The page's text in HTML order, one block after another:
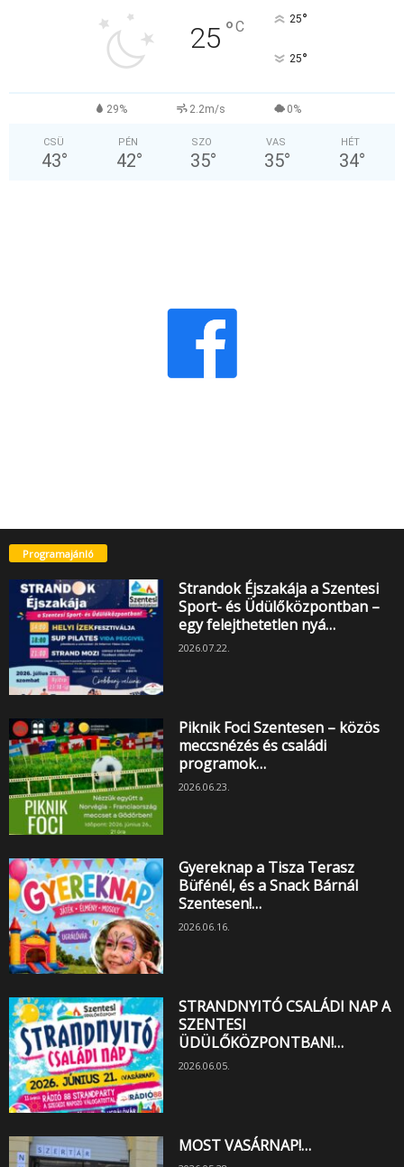
25 °C 25°
25°
29% 2.2m/s 0%
CSÜ
43°
PÉN
42°
SZO
35°
VAS
35°
HÉT
34°
Programajánló
Strandok Éjszakája a Szentesi
Sport- és Üdülőközpontban –
egy felejthetetlen nyá…
2026.07.22.
Piknik Foci Szentesen – közös
meccsnézés és családi
programok…
2026.06.23.
Gyereknap a Tisza Terasz
Büfénél, és a Snack Bárnál
Szentesen!…
2026.06.16.
STRANDNYITÓ CSALÁDI NAP A
SZENTESI
ÜDÜLŐKÖZPONTBAN!…
2026.06.05.
MOST VASÁRNAP!…